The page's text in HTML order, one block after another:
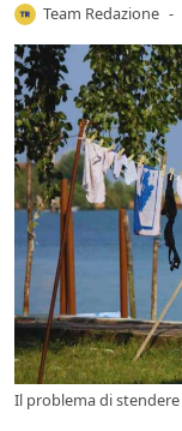
Team Redazione -
Il problema di